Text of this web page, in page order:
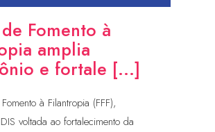
Fomento à
amplia
e fortale [...]
à Filantropia (FFF),
voltada ao fortalecimento da